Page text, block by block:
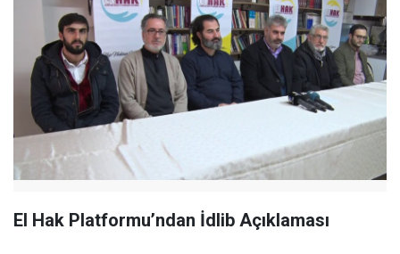
El Hak Platformu’ndan İdlib Açıklaması